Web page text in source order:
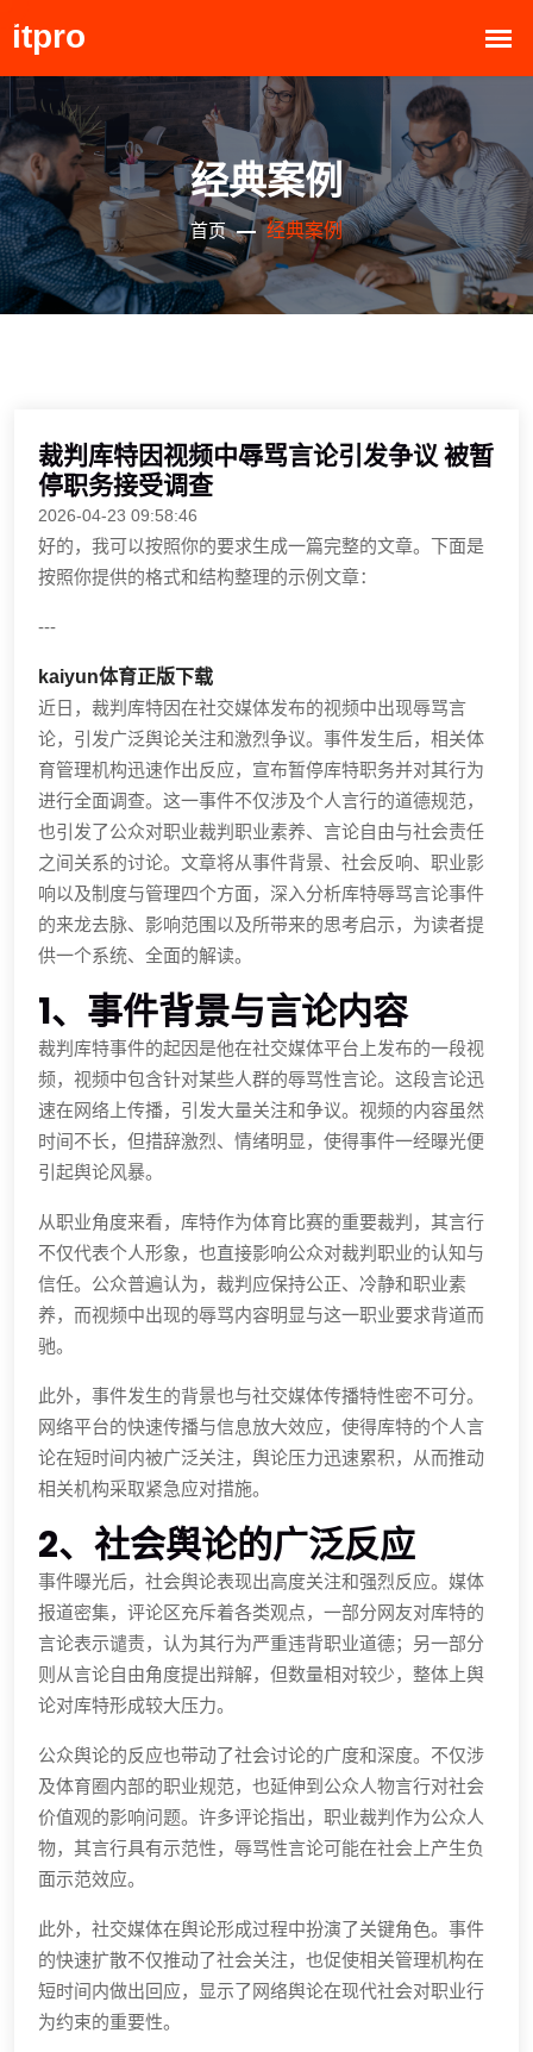
经典案例
首页 经典案例
裁判库特因视频中辱骂言论引发争议 被暂
停职务接受调查
2026-04-23 09:58:46
好的，我可以按照你的要求生成一篇完整的文章。下面是
按照你提供的格式和结构整理的示例文章：
---
kaiyun体育正版下载
近日，裁判库特因在社交媒体发布的视频中出现辱骂言
论，引发广泛舆论关注和激烈争议。事件发生后，相关体
育管理机构迅速作出反应，宣布暂停库特职务并对其行为
进行全面调查。这一事件不仅涉及个人言行的道德规范，
也引发了公众对职业裁判职业素养、言论自由与社会责任
之间关系的讨论。文章将从事件背景、社会反响、职业影
响以及制度与管理四个方面，深入分析库特辱骂言论事件
的来龙去脉、影响范围以及所带来的思考启示，为读者提
供一个系统、全面的解读。
1、事件背景与言论内容
裁判库特事件的起因是他在社交媒体平台上发布的一段视
频，视频中包含针对某些人群的辱骂性言论。这段言论迅
速在网络上传播，引发大量关注和争议。视频的内容虽然
时间不长，但措辞激烈、情绪明显，使得事件一经曝光便
引起舆论风暴。
从职业角度来看，库特作为体育比赛的重要裁判，其言行
不仅代表个人形象，也直接影响公众对裁判职业的认知与
信任。公众普遍认为，裁判应保持公正、冷静和职业素
养，而视频中出现的辱骂内容明显与这一职业要求背道而
驰。
此外，事件发生的背景也与社交媒体传播特性密不可分。
网络平台的快速传播与信息放大效应，使得库特的个人言
论在短时间内被广泛关注，舆论压力迅速累积，从而推动
相关机构采取紧急应对措施。
2、社会舆论的广泛反应
事件曝光后，社会舆论表现出高度关注和强烈反应。媒体
报道密集，评论区充斥着各类观点，一部分网友对库特的
言论表示谴责，认为其行为严重违背职业道德；另一部分
则从言论自由角度提出辩解，但数量相对较少，整体上舆
论对库特形成较大压力。
公众舆论的反应也带动了社会讨论的广度和深度。不仅涉
及体育圈内部的职业规范，也延伸到公众人物言行对社会
价值观的影响问题。许多评论指出，职业裁判作为公众人
物，其言行具有示范性，辱骂性言论可能在社会上产生负
面示范效应。
此外，社交媒体在舆论形成过程中扮演了关键角色。事件
的快速扩散不仅推动了社会关注，也促使相关管理机构在
短时间内做出回应，显示了网络舆论在现代社会对职业行
为约束的重要性。